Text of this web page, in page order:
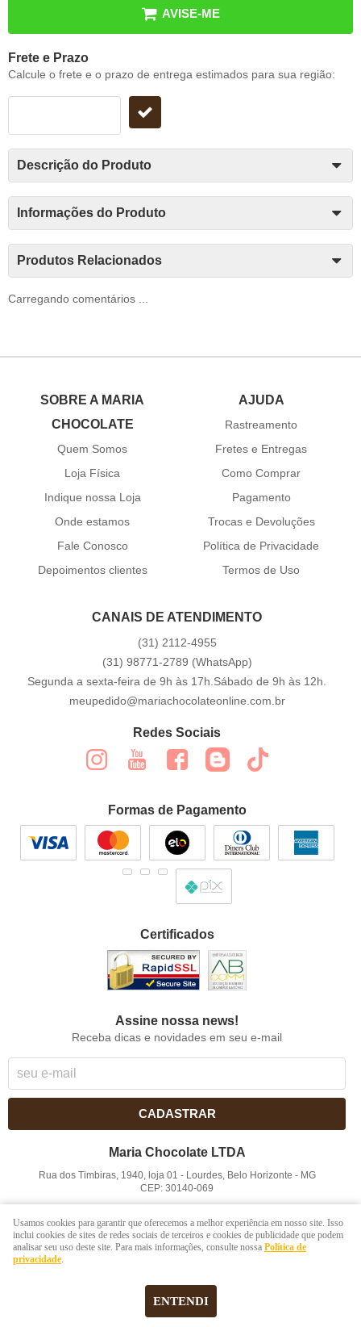
AVISE-ME
Frete e Prazo
Calcule o frete e o prazo de entrega estimados para sua região:
Descrição do Produto
Informações do Produto
Produtos Relacionados
Carregando comentários ...
SOBRE A MARIA
CHOCOLATE
Quem Somos
Loja Física
Indique nossa Loja
Onde estamos
Fale Conosco
Depoimentos clientes
AJUDA
Rastreamento
Fretes e Entregas
Como Comprar
Pagamento
Trocas e Devoluções
Política de Privacidade
Termos de Uso
CANAIS DE ATENDIMENTO
(31) 2112-4955
(31) 98771-2789 (WhatsApp)
Segunda a sexta-feira de 9h às 17h.Sábado de 9h às 12h.
meupedido@mariachocolateonline.com.br
Redes Sociais
Formas de Pagamento
Certificados
Assine nossa news!
Receba dicas e novidades em seu e-mail
CADASTRAR
Maria Chocolate LTDA
Rua dos Timbiras, 1940, loja 01 - Lourdes, Belo Horizonte - MG
CEP: 30140-069
LOJA VIRTUAL CRIADA POR
Usamos cookies para garantir que oferecemos a melhor experiência em nosso site. Isso
inclui cookies de sites de redes sociais de terceiros e cookies de publicidade que podem
analisar seu uso deste site. Para mais informações, consulte nossa Política de
privacidade.
ENTENDI